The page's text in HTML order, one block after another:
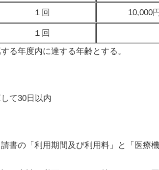
１回 10,000円
１回
る年度内に達する年齢とする。
て30日以内
書の「利用期間及び利用料」と「医療